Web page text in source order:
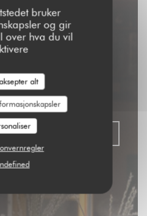
bruker
og gir
over hva du vil
alt
17 -
PARIS
ET BORD